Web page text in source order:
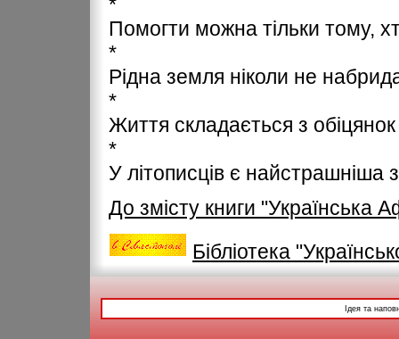
Помогти можна тільки тому,
*
Рідна земля ніколи не
*
Життя складається з обіцянок
*
У літописців є найстрашніша
До змісту книги "Українська
Бібліотека
Ідея та